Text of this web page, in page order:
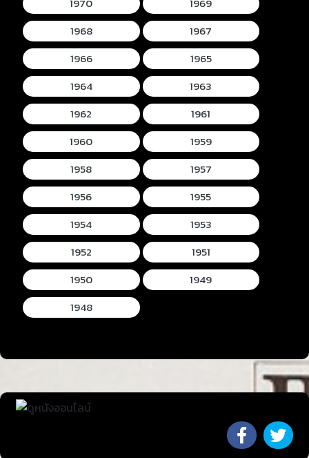
1970
1969
1968
1967
1966
1965
1964
1963
1962
1961
1960
1959
1958
1957
1956
1955
1954
1953
1952
1951
1950
1949
1948